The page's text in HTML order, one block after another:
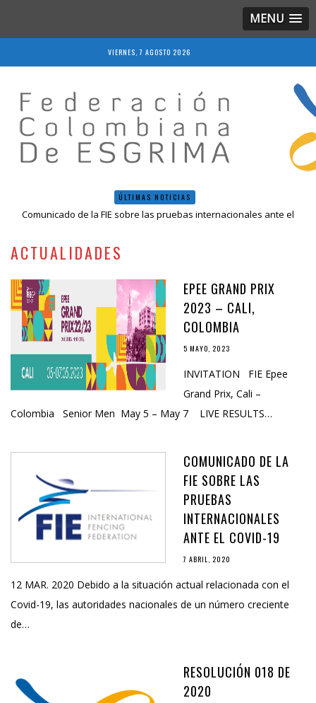
MENU
VIERNES, 7 AGOSTO 2026
ÚLTIMAS NOTICIAS
Comunicado de la FIE sobre las pruebas internacionales ante el
Resultados LIVE IV Escalafón Nacional Mayores, Cali, Abril 2019
Epee Grand Prix 2023 – Cali, Colombia
ACTUALIDADES
EPEE GRAND PRIX
2023 – CALI,
COLOMBIA
5 MAYO, 2023
INVITATION FIE Epee
Grand Prix, Cali –
Colombia Senior Men May 5 – May 7 LIVE RESULTS…
COMUNICADO DE LA
FIE SOBRE LAS
PRUEBAS
INTERNACIONALES
ANTE EL COVID-19
7 ABRIL, 2020
12 MAR. 2020 Debido a la situación actual relacionada con el
Covid-19, las autoridades nacionales de un número creciente
de…
RESOLUCIÓN 018 DE
2020